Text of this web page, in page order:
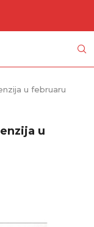
u februaru
u